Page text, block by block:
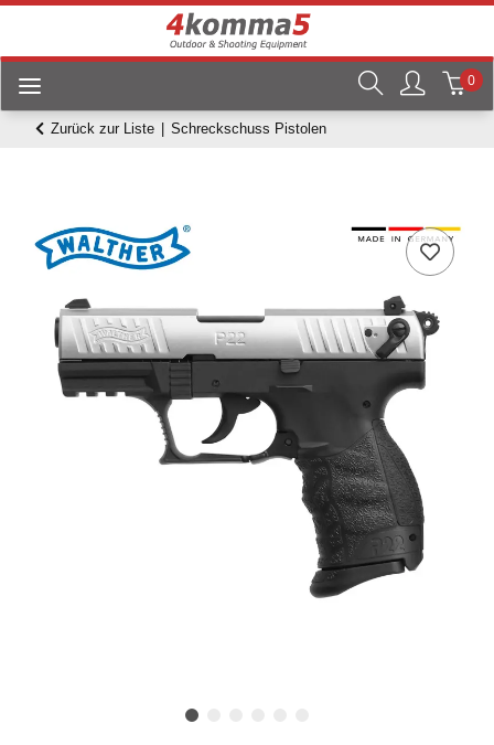
0
Zurück zur Liste Schreckschuss Pistolen